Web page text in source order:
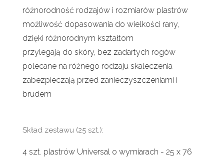
różnorodność rodzajów i rozmiarów plastrów
możliwość dopasowania do wielkości rany,
dzięki różnorodnym kształtom
przylegają do skóry, bez zadartych rogów
polecane na różnego rodzaju skaleczenia
zabezpieczają przed zanieczyszczeniami i
brudem
Skład zestawu (25 szt.):
4 szt. plastrów Universal o wymiarach - 25 x 76